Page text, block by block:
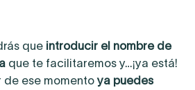
que introducir el nombre de
que te facilitaremos y…¡ya está!
de ese momentoya puedes